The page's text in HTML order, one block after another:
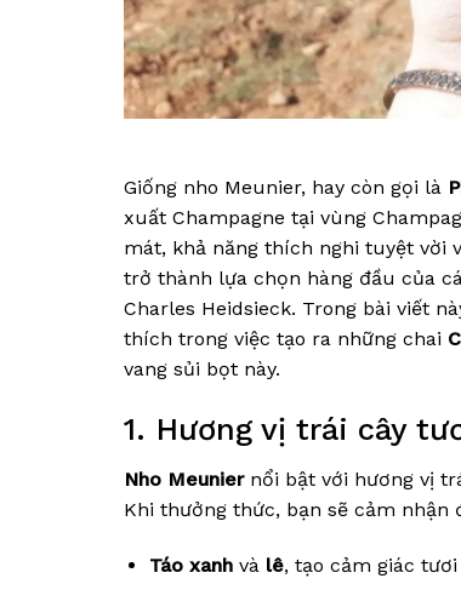
Giống nho Meunier, hay còn gọi là
xuất Champagne tại vùng
mát, khả năng thích nghi tuyệt vời
trở thành lựa chọn hàng đầu của
Charles Heidsieck. Trong bài viết
thích trong việc tạo ra những chai
vang sủi bọt này.
1. Hương vị trái cây
Nho Meuniernổi bật với hương vị
Khi thưởng thức, bạn sẽ cảm nhận
Táo xanhvà lê, tạo cảm giác